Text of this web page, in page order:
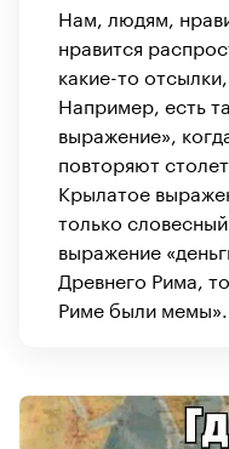
Нам, людям,
нравится
какие-то
Например, есть
выражение»,
повторяют
Крылатое
только
выражение
Древнего Рима,
Риме были мемы».